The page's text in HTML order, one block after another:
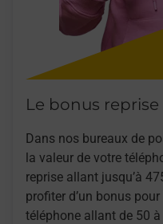
Le bonus reprise
Dans nos bureaux de
la valeur de votre
reprise allant jusqu’à
profiter d’un bonus
téléphone allant de 50